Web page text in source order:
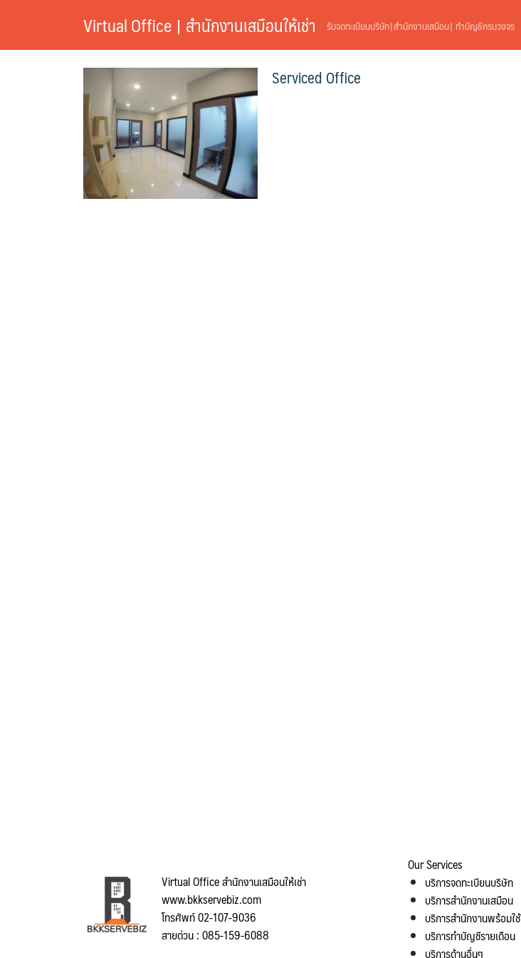
Virtual Office | สำนักงานเสมือนให้เช่า รับจดทะเบียนบริษัท|สำนักงานเสมือน| ทำบัญชีครบวงจร
Serviced Office
Virtual Office สำนักงานเสมือนให้เช่า
www.bkkservebiz.com
โทรศัพท์ 02-107-9036
สายด่วน : 085-159-6088
Our Services
บริการจดทะเบียนบริษัท
บริการสำนักงานเสมือน
บริการสำนักงานพร้อมใช้
บริการทำบัญชีรายเดือน
บริการด้านอื่นๆ